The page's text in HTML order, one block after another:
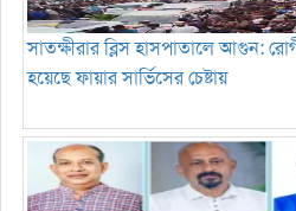
সাতক্ষীরার ব্লিস হাসপাতালে আগুন:
হয়েছে ফায়ার সার্ভিসের চেষ্টায়